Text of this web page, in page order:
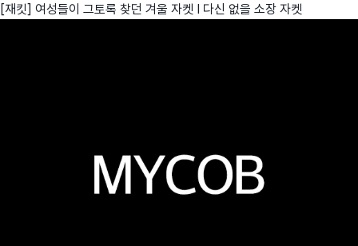
[재킷] 여성들이 그토록 찾던 겨울 자켓 I 다신 없을 소장 자켓